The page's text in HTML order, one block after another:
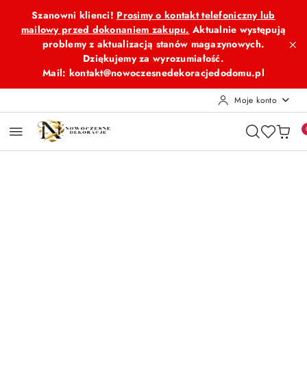
Przejdź do treści głównej
Przejdź do wyszukiwarki
Przejdź do moje konto
Przejdź do menu głównego
Przejdź do opisu produktu
Przejdź do stopki
Szanowni klienci! Prosimy o kontakt telefoniczny lub
mailowy przed dokonaniem zakupu. Aktualnie występują
problemy z aktualizacją stanów magazynowych.
Dziękujemy za wyrozumiałość.
Mail: kontakt@nowoczesnedekoracjedodomu.pl
Moje konto